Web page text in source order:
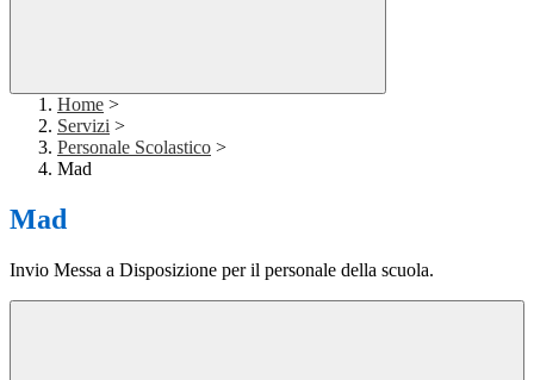
Home >
Servizi >
Personale Scolastico >
Mad
Mad
Invio Messa a Disposizione per il personale della scuola.